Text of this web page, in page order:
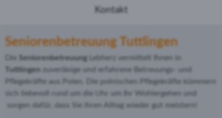
Kontakt
Seniorenbetreuung Tuttlingen
Die Seniorenbetreuung Lebherz vermittelt Ihnen in
Tuttlingen zuverläsige und erfahrene Betreuungs- und
Pflegekräfte aus Polen. Die polnischen Pflegekräfte kümmern
sich liebevoll rund um die Uhr um Ihr Wohlergehen und
sorgen dafür, dass Sie ihren Alltag wieder gut meistern!